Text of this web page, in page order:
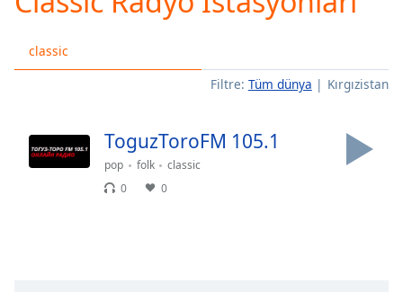
Video
Skip
Current
Time0:00
classic
Filtre: Tüm dünya Kırgızistan
ToguzToroFM 105.1
pop folk
classic
0
0